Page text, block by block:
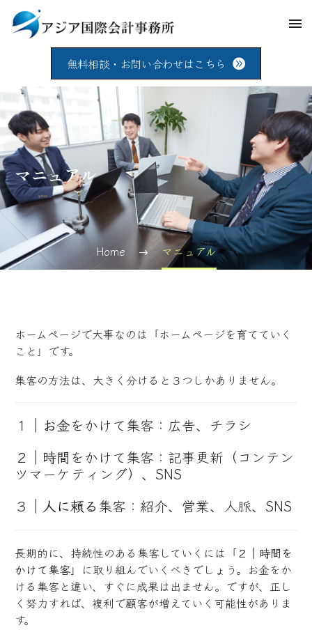
無料相談・お問い合わせはこちら
マニュアル
Home マニュアル
ホームページで大事なのは「ホームページを育てていく
こと」です。
集客の方法は、大きく分けると３つしかありません。
１｜ お金をかけて集客：広告、チラシ
２｜ 時間 をかけて集客：記事更新（コンテン
ツマーケティング）、SNS
３｜ 人に頼る 集客：紹介、営業、人脈、SNS
長期的に、持続性のある集客していくには「 ２｜時間を
かけて集客」に取り組んでいくべきでしょう。お金をか
ける集客と違い、すぐに成果は出ません。ですが、正し
く努力すれば、複利で顧客が増えていく可能性がありま
す。